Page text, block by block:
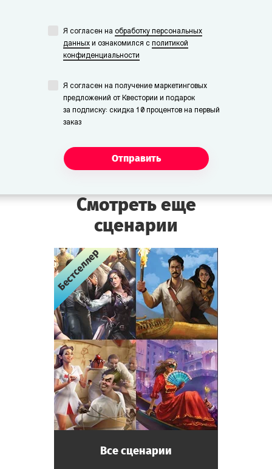
Я согласен на обработку персональных
данных и ознакомился с политикой
конфиденциальности
Я согласен на получение маркетинговых
предложений от Квестории и подарок
за подписку: скидка 10 процентов на первый
заказ
Отправить
Смотреть еще
сценарии
Все сценарии
Бестселлер
Бестселлер
Бестселлер
Бестселлер